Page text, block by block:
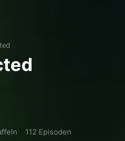
112 Episoden